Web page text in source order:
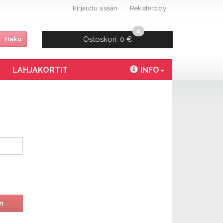
Kirjaudu sisään Rekisteröidy
Haku Ostoskori: 0 €
0
LAHJAKORTIT INFO